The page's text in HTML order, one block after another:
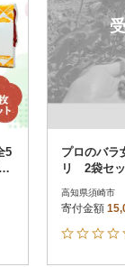
発送種別
通常
冷蔵便
冷凍便
5
1
プロのバ
リ 2袋セ
高知県須崎市
寄付金額